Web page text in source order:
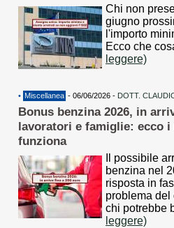
Chi non
giugno
l'importo
Ecco che
leggere)
• Miscellanea - 06/06/2026 - DOTT.
Bonus benzina 2026, in
lavoratori e famiglie: ecco
funziona
Il possibile
benzina nel
risposta in
problema del
chi potrebbe
leggere)